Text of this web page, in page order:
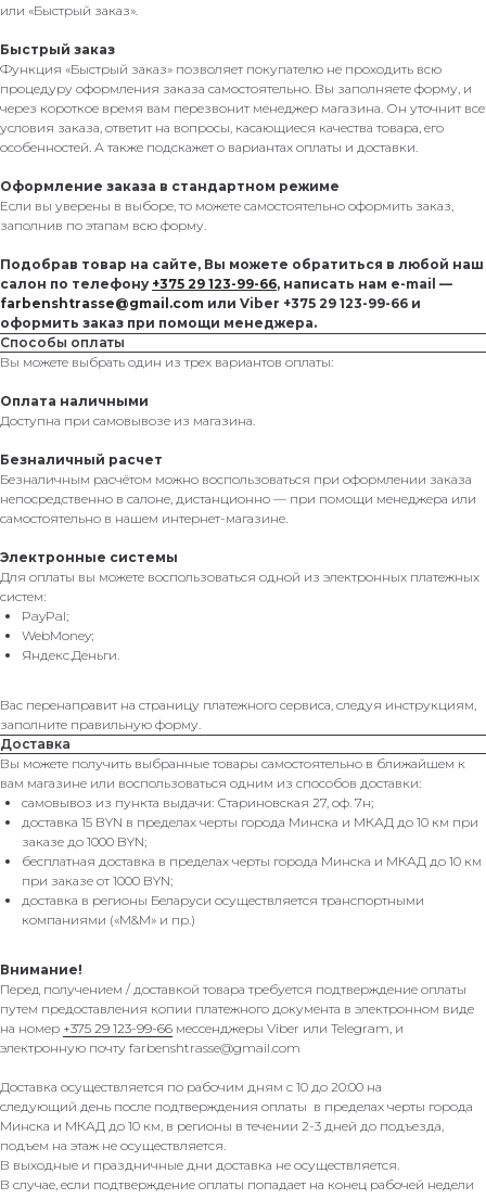
или «Быстрый заказ».
Быстрый заказ
Функция «Быстрый заказ» позволяет покупателю не проходить всю
процедуру оформления заказа самостоятельно. Вы заполняете форму, и
через короткое время вам перезвонит менеджер магазина. Он уточнит все
условия заказа, ответит на вопросы, касающиеся качества товара, его
особенностей. А также подскажет о вариантах оплаты и доставки.
Оформление заказа в стандартном режиме
Если вы уверены в выборе, то можете самостоятельно оформить заказ,
заполнив по этапам всю форму.
Подобрав товар на сайте, Вы можете обратиться в любой наш
салон по телефону +375 29 123-99-66, написать нам e-mail —
farbenshtrasse@gmail.com или Viber +375 29 123-99-66 и
оформить заказ при помощи менеджера.
Способы оплаты
Вы можете выбрать один из трех вариантов оплаты:
Оплата наличными
Доступна при самовывозе из магазина.
Безналичный расчет
Безналичным расчётом можно воспользоваться при оформлении заказа
непосредственно в салоне, дистанционно — при помощи менеджера или
самостоятельно в нашем интернет-магазине.
Электронные системы
Для оплаты вы можете воспользоваться одной из электронных платежных
систем:
PayPal;
WebMoney;
Яндекс.Деньги.
Вас перенаправит на страницу платежного сервиса, следуя инструкциям,
заполните правильную форму.
Доставка
Вы можете получить выбранные товары самостоятельно в ближайшем к
вам магазине или воспользоваться одним из способов доставки:
самовывоз из пункта выдачи: Стариновская 27, оф. 7н;
доставка 15 BYN в пределах черты города Минска и МКАД до 10 км при
заказе до 1000 BYN;
бесплатная доставка в пределах черты города Минска и МКАД до 10 км
при заказе от 1000 BYN;
доставка в регионы Беларуси осуществляется транспортными
компаниями («M&M» и пр.)
Внимание!
Перед получением / доставкой товара требуется подтверждение оплаты
путем предоставления копии платежного документа в электронном виде
на номер +375 29 123-99-66 мессенджеры Viber или Telegram, и
электронную почту farbenshtrasse@gmail.com
Доставка осуществляется по рабочим дням с 10 до 20:00 на
следующий день после подтверждения оплаты в пределах черты города
Минска и МКАД до 10 км, в регионы в течении 2-3 дней до подъезда,
подъем на этаж не осуществляется.
В выходные и праздничные дни доставка не осуществляется.
В случае, если подтверждение оплаты попадает на конец рабочей недели